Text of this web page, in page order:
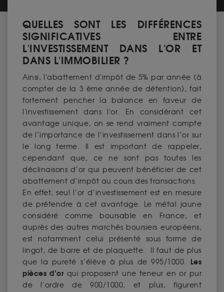
QUELLES SONT LES DIFFÉRENCES
SIGNIFICATIVES ENTRE
L'INVESTISSEMENT DANS L'OR ET
DANS L'IMMOBILIER ?
Ainsi, l'abattement d'impôt de 5% par année (à
compter de la 3 ème année de détention), fait
fortement pencher la balance en faveur de
l'investissement dans l'or. En considérant cet
avantage unique, on se rend vraiment compte
de l’importance de l’investissement dans l’or sur
le long terme. Il est important de rappeler,
cependant que, ce ne sont pas toutes les
déclinaisons d’or qui peuvent bénéficier de cet
abattement d’impôt au cours des transactions.
En effet, seul l’or d’investissement est en mesure
de prétendre à cet avantage. Le métal jaune
considéré comme boursable en France, et
auprès des autres marchés boursiers européens,
est notamment celui présenté sous forme de
lingot, de barre et de plaquette. Il faut de plus
que la pureté s’élève à plus de 995/1000.
Les
pièces d’orqui proposent une teneur en or pur
de l’ordre de 900/1000, et plus, figurent